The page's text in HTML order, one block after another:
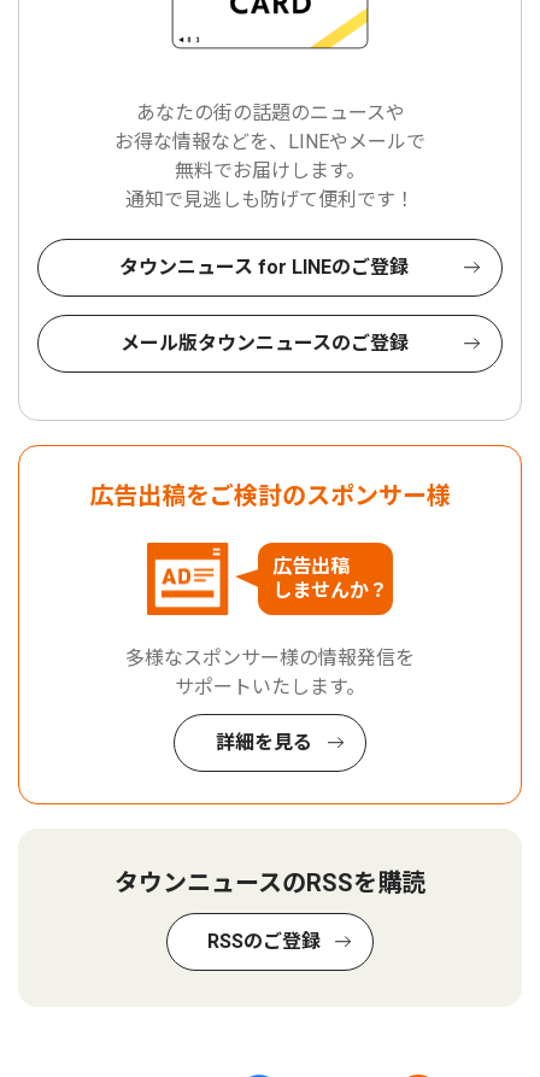
あなたの街の話題のニュースや
お得な情報などを、LINEやメールで
無料でお届けします。
通知で見逃しも防げて便利です！
タウンニュース for LINEのご登録
メール版タウンニュースのご登録
広告出稿をご検討のスポンサー様
広告出稿
しませんか？
多様なスポンサー様の情報発信を
サポートいたします。
詳細を見る
タウンニュースのRSSを購読
RSSのご登録